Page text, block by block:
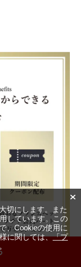
切にします。また
しています。この
、Cookieの使用に
に関しては、「プ